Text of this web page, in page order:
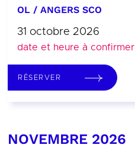
OL / ANGERS SCO
31 octobre 2026
date et heure à confirmer
RÉSERVER
NOVEMBRE 2026